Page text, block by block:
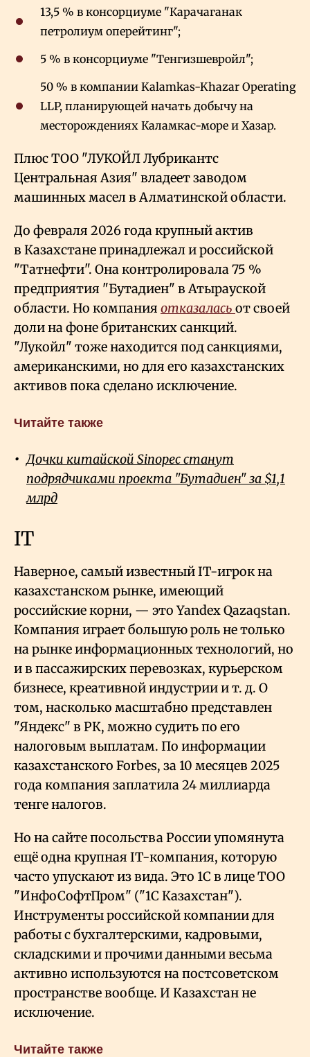
13,5 % в консорциуме "Карачаганак
петролиум оперейтинг";
5 % в консорциуме "Тенгизшевройл";
50 % в компании Kalamkas-Khazar Operating
LLP, планирующей начать добычу на
месторождениях Каламкас-море и Хазар.
Плюс ТОО "ЛУКОЙЛ Лубрикантс
Центральная Азия" владеет заводом
машинных масел в Алматинской области.
До февраля 2026 года крупный актив
в Казахстане принадлежал и российской
"Татнефти". Она контролировала 75 %
предприятия "Бутадиен" в Атырауской
области. Но компания отказалась от своей
доли на фоне британских санкций.
"Лукойл" тоже находится под санкциями,
американскими, но для его казахстанских
активов пока сделано исключение.
Читайте также
Дочки китайской Sinopec станут
подрядчиками проекта "Бутадиен" за $1,1
млрд
IT
Наверное, самый известный IT-игрок на
казахстанском рынке, имеющий
российские корни, — это Yandex Qazaqstan.
Компания играет большую роль не только
на рынке информационных технологий, но
и в пассажирских перевозках, курьерском
бизнесе, креативной индустрии и т. д. О
том, насколько масштабно представлен
"Яндекс" в РК, можно судить по его
налоговым выплатам. По информации
казахстанского Forbes, за 10 месяцев 2025
года компания заплатила 24 миллиарда
тенге налогов.
Но на сайте посольства России упомянута
ещё одна крупная IT-компания, которую
часто упускают из вида. Это 1С в лице ТОО
"ИнфоСофтПром" ("1С Казахстан").
Инструменты российской компании для
работы с бухгалтерскими, кадровыми,
складскими и прочими данными весьма
активно используются на постсоветском
пространстве вообще. И Казахстан не
исключение.
Читайте также